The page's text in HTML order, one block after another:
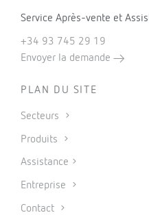
Service Après-vente et
+34 93 745 29 19
Envoyer la demande
PLAN DU SITE
Secteurs
Produits
Assistance
Entreprise
Contact